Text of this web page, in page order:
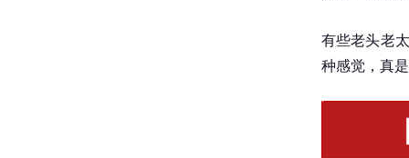
有些老头老
种感觉，真